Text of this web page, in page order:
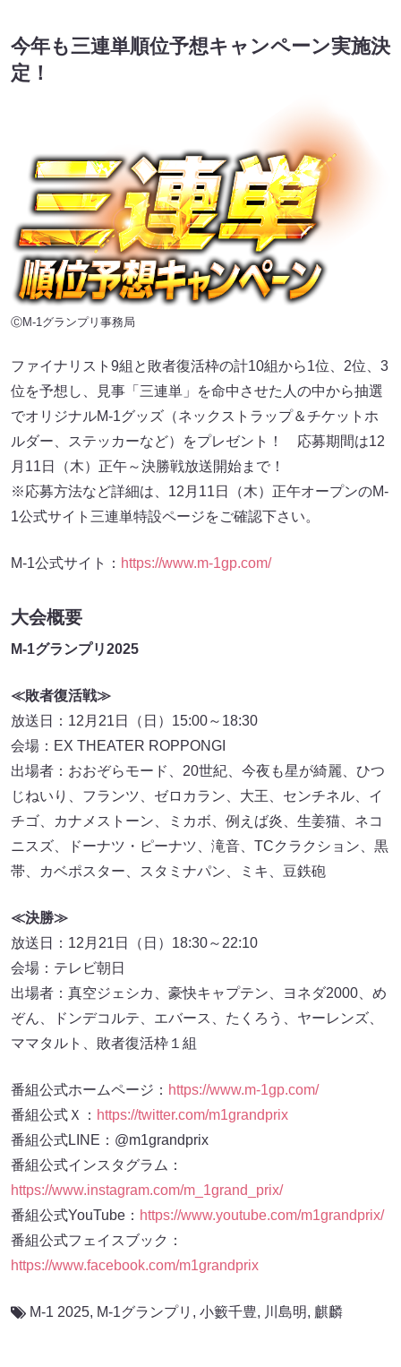
今年も三連単順位予想キャンペーン実施決
定！
ⒸM-1グランプリ事務局
ファイナリスト9組と敗者復活枠の計10組から1位、2位、3
位を予想し、見事「三連単」を命中させた人の中から抽選
でオリジナルM-1グッズ（ネックストラップ＆チケットホ
ルダー、ステッカーなど）をプレゼント！ 応募期間は12
月11日（木）正午～決勝戦放送開始まで！
※応募方法など詳細は、12月11日（木）正午オープンのM-
1公式サイト三連単特設ページをご確認下さい。
M-1公式サイト： https://www.m-1gp.com/
大会概要
M-1グランプリ2025
≪敗者復活戦≫
放送日：12月21日（日）15:00～18:30
会場：EX THEATER ROPPONGI
出場者：おおぞらモード、20世紀、今夜も星が綺麗、ひつ
じねいり、フランツ、ゼロカラン、大王、センチネル、イ
チゴ、カナメストーン、ミカボ、例えば炎、生姜猫、ネコ
ニスズ、ドーナツ・ピーナツ、滝音、TCクラクション、黒
帯、カベポスター、スタミナパン、ミキ、豆鉄砲
≪決勝≫
放送日：12月21日（日）18:30～22:10
会場：テレビ朝日
出場者：真空ジェシカ、豪快キャプテン、ヨネダ2000、め
ぞん、ドンデコルテ、エバース、たくろう、ヤーレンズ、
ママタルト、敗者復活枠１組
番組公式ホームページ： https://www.m-1gp.com/
番組公式Ｘ： https://twitter.com/m1grandprix
番組公式LINE：@m1grandprix
番組公式インスタグラム：
https://www.instagram.com/m_1grand_prix/
番組公式YouTube： https://www.youtube.com/m1grandprix/
番組公式フェイスブック：
https://www.facebook.com/m1grandprix
M-1 2025, M-1グランプリ , 小籔千豊, 川島明, 麒麟